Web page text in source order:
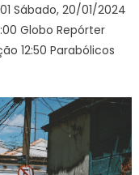
Sábado, 20/01/2024
Globo Repórter
12:50 Parabólicos